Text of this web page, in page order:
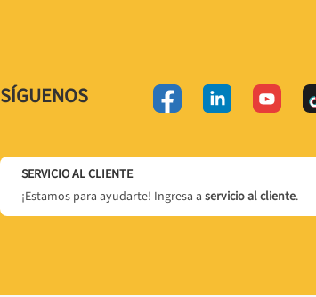
SÍGUENOS
SERVICIO AL CLIENTE
¡Estamos para ayudarte! Ingresa a servicio al cliente.